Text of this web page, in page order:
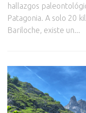
hallazgos
Patagonia. A solo 20
Bariloche, existe un...